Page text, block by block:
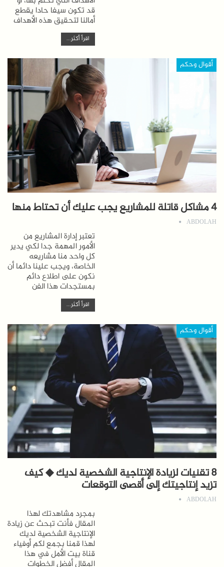
قد تكون سيفا حادا يقطع
أمالنا لتحقيق هذه الأهداف
اقرأ أكثر...
أقوال وحكم
4 مشاكل قاتلة للمشاريع يجب عليك أن تحتاط منها
ABDOLAH
تعتبر إدارة المشاريع من
الأمور المهمة جدا لكي يدير
كل واحد منا مشاريعه
الخاصة، ويجب علينا دائما أن
نكون على اطلاع دائم
بمستجدات هذا الفن
اقرأ أكثر...
أقوال وحكم
8 تقنيات لزيادة الإنتاجية الشخصية لديك ◆ كيف
تزيد إنتاجيتك إلى أقصى التوقعات
ABDOLAH
بمجرد مشاهدتك لهذا
المقال فأنت تبحث عن زيادة
الإنتاجية الشخصية لديك
لهذا قمنا بجمع لكم أوفياء
قناة بيت الأمل في هذا
المقال أفضل الخطوات